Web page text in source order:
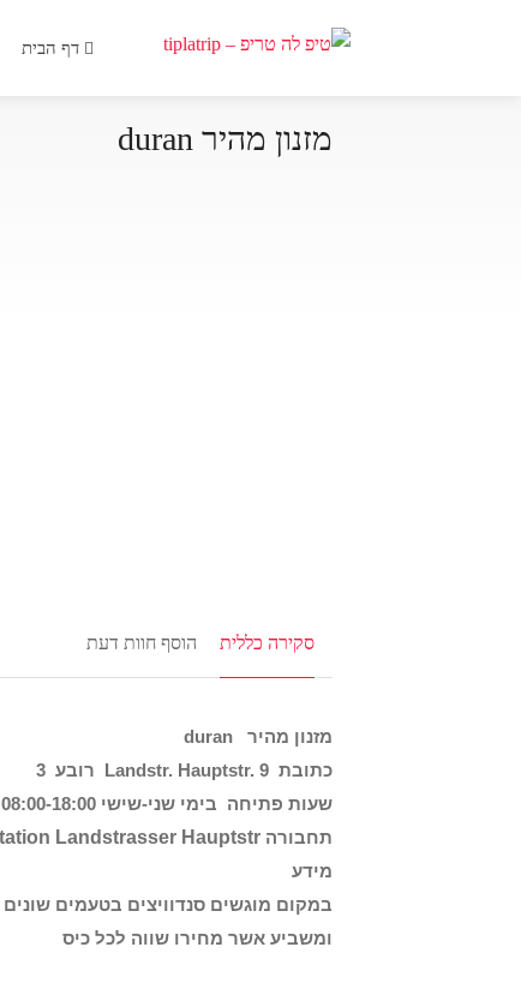
דף הבית
מזנון מהיר duran
סקירה כללית הוסף חוות דעת
מזנון מהיר duran
כתובת Landstr. Hauptstr. 9 רובע 3
שעות פתיחה בימי שני-שישי 08:00-18:00 , ביום שבת בשעות 08:00-14:00 ,סגור ביום ראשון .
תחבורה U3 Landstrasser Hauptstr
מידע
במקום מוגשים סנדוויצים בטעמים
ומשביע אשר מחירו שווה לכל כיס